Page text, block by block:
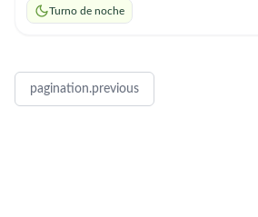
Turno de noche
pagination.previous